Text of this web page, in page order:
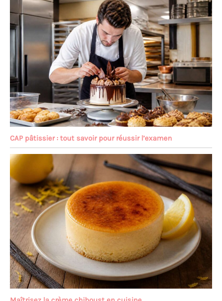
promettons que nous ne
laisserons pas nos clients
subir aucune perte
CAP pâtissier : tout savoir pour réussir l’examen